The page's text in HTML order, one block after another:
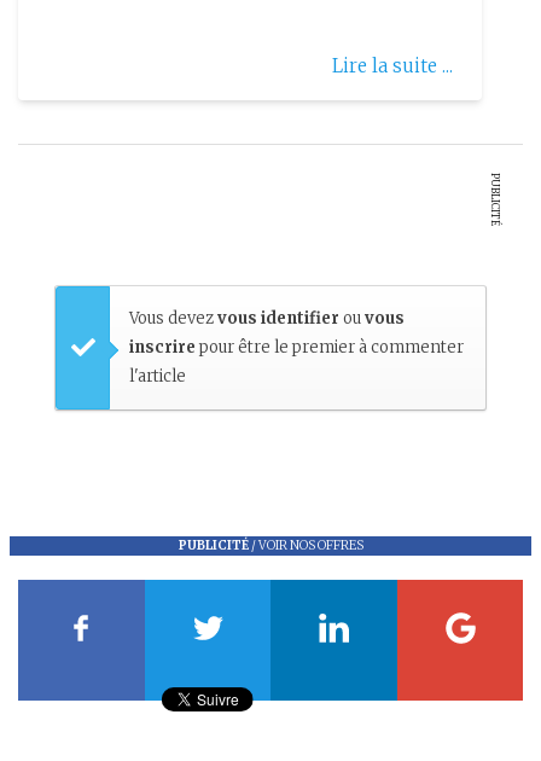
Lire la suite ...
PUBLICITÉ
Vous devezvous identifier ouvous
inscrire pour être le premier à commenter
l'article
PUBLICITÉ/VOIR NOS OFFRES